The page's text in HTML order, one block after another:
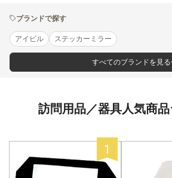
ブランドで探す
アイビル ステッカーミラー
すべてのブランドを見る
訪問用品／器具人気商